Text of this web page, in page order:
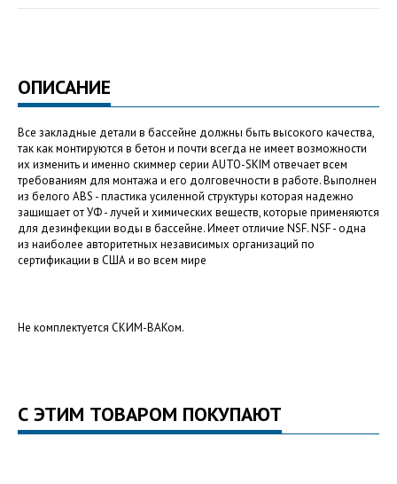
ОПИСАНИЕ
Все закладные детали в бассейне должны быть высокого качества,
так как монтируются в бетон и почти всегда не имеет возможности
их изменить и именно скиммер серии AUTO-SKIM отвечает всем
требованиям для монтажа и его долговечности в работе. Выполнен
из белого ABS - пластика усиленной структуры которая надежно
защищает от УФ - лучей и химических веществ, которые применяются
для дезинфекции воды в бассейне. Имеет отличие NSF. NSF - одна
из наиболее авторитетных независимых организаций по
сертификации в США и во всем мире
Не комплектуется СКИМ-ВАКом.
С ЭТИМ ТОВАРОМ ПОКУПАЮТ